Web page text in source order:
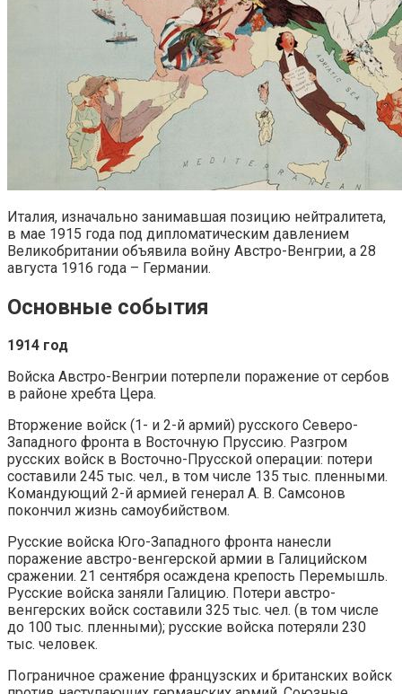
Италия, изначально занимавшая позицию нейтралитета,
в мае 1915 года под дипломатическим давлением
Великобритании объявила войну Австро-Венгрии, а 28
августа 1916 года – Германии.
Основные события
1914 год
Войска Австро-Венгрии потерпели поражение от сербов
в районе хребта Цера.
Вторжение войск (1- и 2-й армий) русского Северо-
Западного фронта в Восточную Пруссию. Разгром
русских войск в Восточно-Прусской операции: потери
составили 245 тыс. чел., в том числе 135 тыс. пленными.
Командующий 2-й армией генерал А. В. Самсонов
покончил жизнь самоубийством.
Русские войска Юго-Западного фронта нанесли
поражение австро-венгерской армии в Галицийском
сражении. 21 сентября осаждена крепость Перемышль.
Русские войска заняли Галицию. Потери австро-
венгерских войск составили 325 тыс. чел. (в том числе
до 100 тыс. пленными); русские войска потеряли 230
тыс. человек.
Пограничное сражение французских и британских войск